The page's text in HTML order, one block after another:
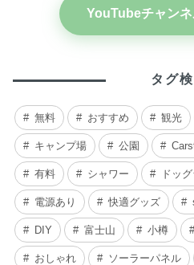
YouTubeチャンネ
タグ
無料 おすすめ 観光
キャンプ場 公園
有料 シャワー ドッ
電源あり 快適グッズ
DIY 富士山 小樽
おしゃれ ソーラーパネル